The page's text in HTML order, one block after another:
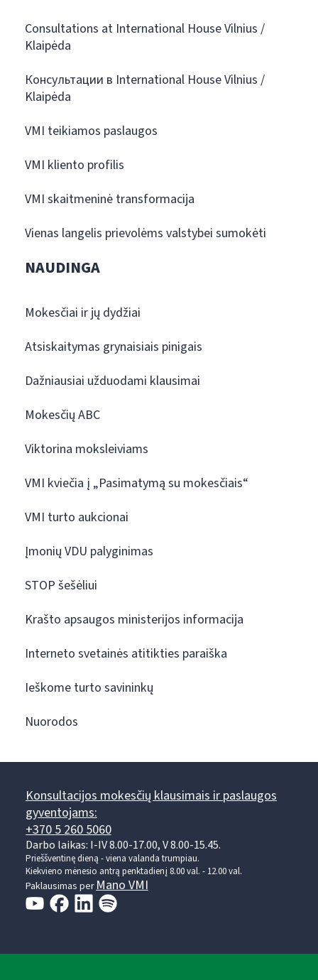
Consultations at International House Vilnius /
Klaipėda
Консультации в International House Vilnius /
Klaipėda
VMI teikiamos paslaugos
VMI kliento profilis
VMI skaitmeninė transformacija
Vienas langelis prievolėms valstybei sumokėti
NAUDINGA
Mokesčiai ir jų dydžiai
Atsiskaitymas grynaisiais pinigais
Dažniausiai užduodami klausimai
Mokesčių ABC
Viktorina moksleiviams
VMI kviečia į „Pasimatymą su mokesčiais“
VMI turto aukcionai
Įmonių VDU palyginimas
STOP šešėliui
Krašto apsaugos ministerijos informacija
Interneto svetainės atitikties paraiška
Ieškome turto savininkų
Nuorodos
Konsultacijos mokesčių klausimais ir paslaugos
gyventojams:
+370 5 260 5060
Darbo laikas: I-IV 8.00-17.00, V 8.00-15.45.
Prieššventinę dieną - viena valanda trumpiau.
Kiekvieno mėnesio antrą penktadienį 8.00 val. - 12.00 val.
Paklausimas perMano VMI